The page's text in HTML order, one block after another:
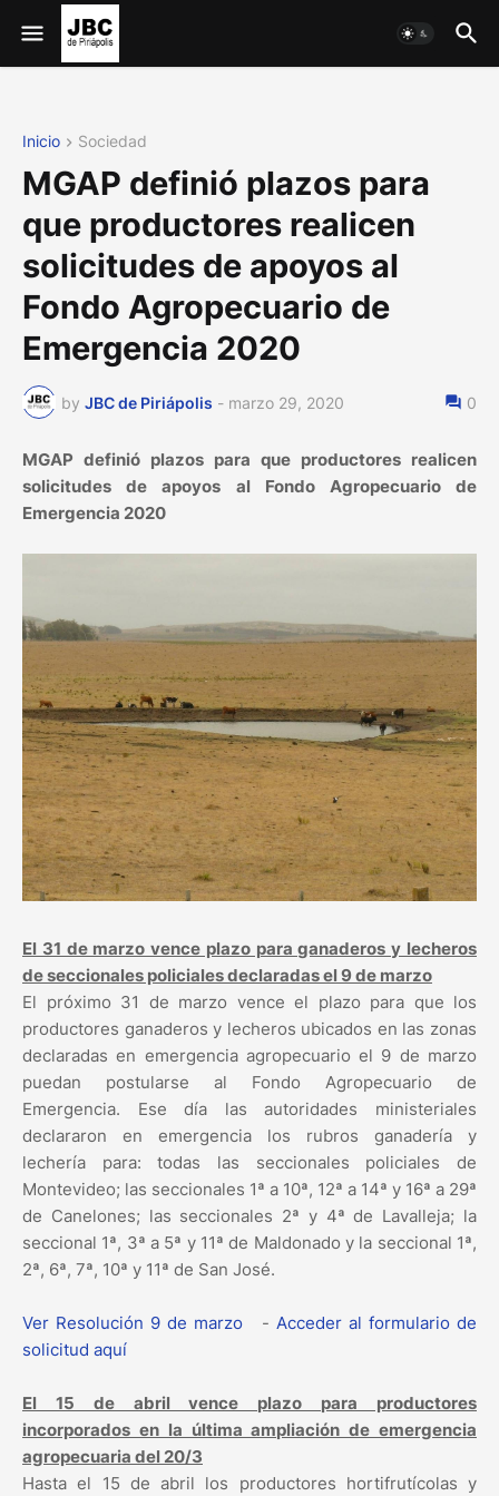
Inicio Sociedad
MGAP definió plazos para
que productores realicen
solicitudes de apoyos al
Fondo Agropecuario de
Emergencia 2020
by JBC de Piriápolis - marzo 29, 2020 0
MGAP definió plazos para que productores realicen
solicitudes de apoyos al Fondo Agropecuario de
Emergencia 2020
El 31 de marzo vence plazo para ganaderos y lecheros
de seccionales policiales declaradas el 9 de marzo
El próximo 31 de marzo vence el plazo para que los
productores ganaderos y lecheros ubicados en las zonas
declaradas en emergencia agropecuario el 9 de marzo
puedan postularse al Fondo Agropecuario de
Emergencia. Ese día las autoridades ministeriales
declararon en emergencia los rubros ganadería y
lechería para: todas las seccionales policiales de
Montevideo; las seccionales 1ª a 10ª, 12ª a 14ª y 16ª a 29ª
de Canelones; las seccionales 2ª y 4ª de Lavalleja; la
seccional 1ª, 3ª a 5ª y 11ª de Maldonado y la seccional 1ª,
2ª, 6ª, 7ª, 10ª y 11ª de San José.
Ver Resolución 9 de marzo-Acceder al formulario de
solicitud aquí
El 15 de abril vence plazo para productores
incorporados en la última ampliación de emergencia
agropecuaria del 20/3
Hasta el 15 de abril los productores hortifrutícolas y